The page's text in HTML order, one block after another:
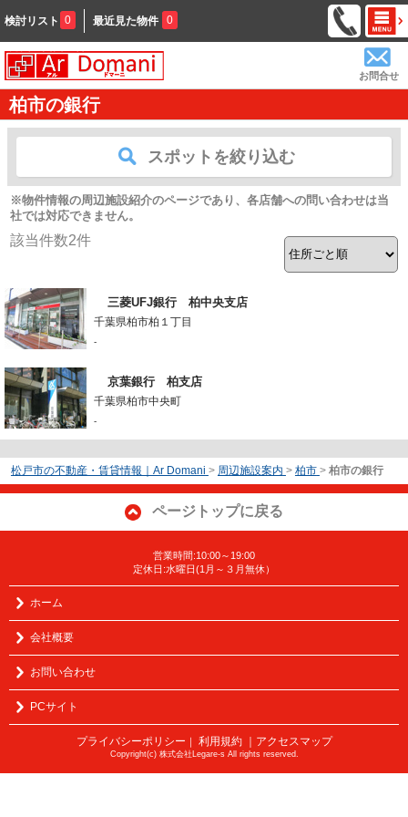
検討リスト 0 最近見た物件 0
お問合せ
柏市の銀行
スポットを絞り込む
※物件情報の周辺施設紹介のページであり、各店舗への問い合わせは当
社では対応できません。
該当件数2件
三菱UFJ銀行 柏中央支店
千葉県柏市柏１丁目
-
京葉銀行 柏支店
千葉県柏市中央町
-
松戸市の不動産・賃貸情報｜Ar Domani > 周辺施設案内 > 柏市 > 柏市の銀行
ページトップに戻る
営業時間:10:00～19:00
定休日:水曜日(1月～３月無休）
ホーム
会社概要
お問い合わせ
PCサイト
プライバシーポリシー ｜ 利用規約 ｜アクセスマップ
Copyright(c) 株式会社Legare-s All rights reserved.